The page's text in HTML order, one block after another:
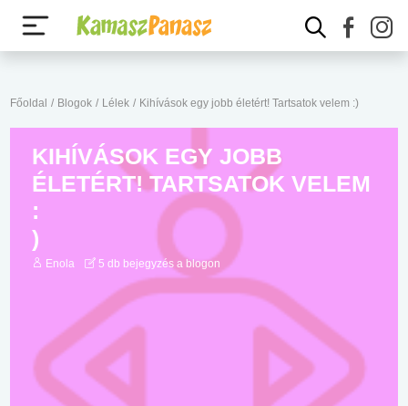
Főoldal / Blogok / Lélek / Kihívások egy jobb életért! Tartsatok velem :)
KIHÍVÁSOK EGY JOBB
ÉLETÉRT! TARTSATOK VELEM
:
)
Enola 5 db bejegyzés a blogon